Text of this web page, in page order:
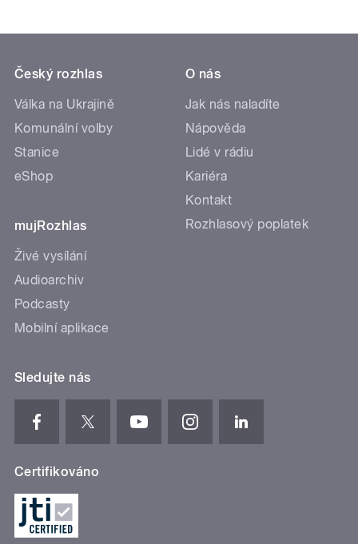
Český rozhlas
Válka na Ukrajině
Komunální volby
Stanice
eShop
mujRozhlas
Živé vysílání
Audioarchiv
Podcasty
Mobilní aplikace
O nás
Jak nás naladíte
Nápověda
Lidé v rádiu
Kariéra
Kontakt
Rozhlasový poplatek
Sledujte nás
Certifikováno